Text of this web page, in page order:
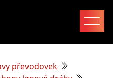
převodovek